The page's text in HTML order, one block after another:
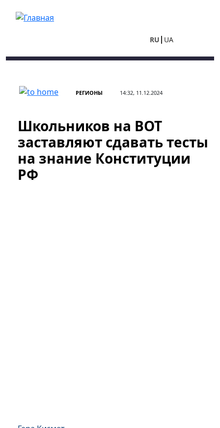
RU UA
РЕГИОНЫ 14:32, 11.12.2024
Школьников на ВОТ
заставляют сдавать тесты
на знание Конституции
РФ